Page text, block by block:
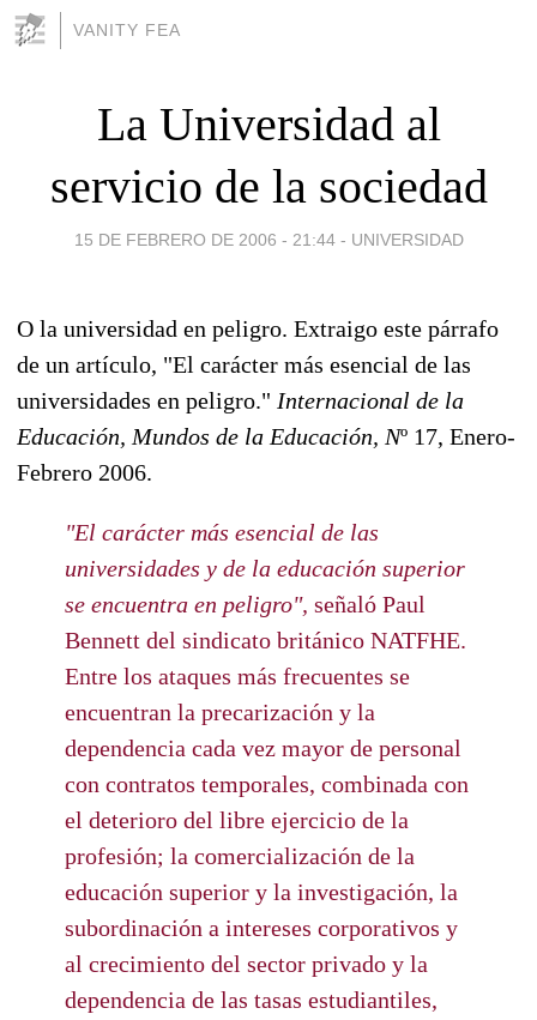
VANITY FEA
La Universidad al
servicio de la sociedad
15 DE FEBRERO DE 2006 - 21:44 - UNIVERSIDAD
O la universidad en peligro. Extraigo este párrafo
de un artículo, "El carácter más esencial de las
universidades en peligro." Internacional de la
Educación, Mundos de la Educación, Nº 17, Enero-
Febrero 2006.
"El carácter más esencial de las
universidades y de la educación superior
se encuentra en peligro", señaló Paul
Bennett del sindicato británico NATFHE.
Entre los ataques más frecuentes se
encuentran la precarización y la
dependencia cada vez mayor de personal
con contratos temporales, combinada con
el deterioro del libre ejercicio de la
profesión; la comercialización de la
educación superior y la investigación, la
subordinación a intereses corporativos y
al crecimiento del sector privado y la
dependencia de las tasas estudiantiles,